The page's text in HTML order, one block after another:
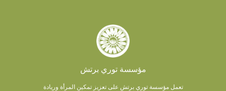
مؤسسة توري برتش
تعمل مؤسسة توري برتش على تعزيز تمكين المرأة وريادة